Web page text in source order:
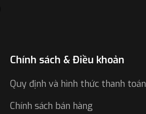
Chính sách & Điều khoản
Quy định và hình thức thanh toán
Chính sách bán hàng